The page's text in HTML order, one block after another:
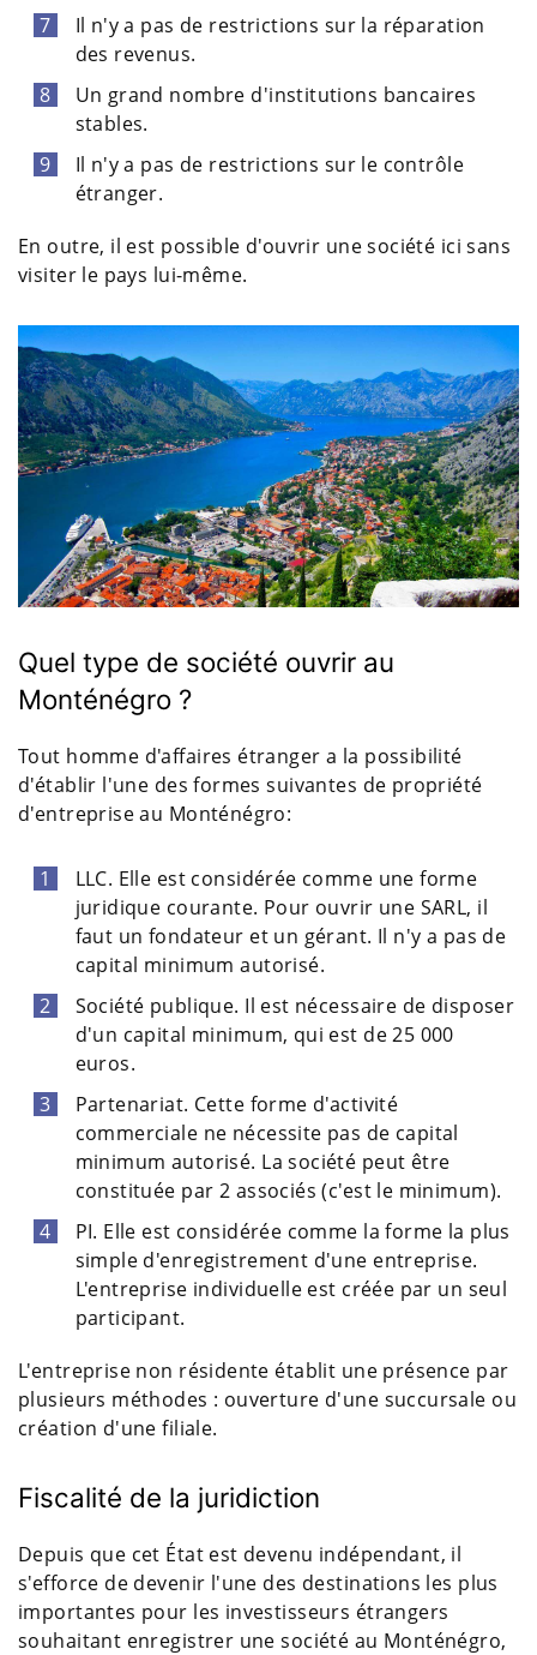
Il n'y a pas de restrictions sur la réparation
des revenus.
Un grand nombre d'institutions bancaires
stables.
Il n'y a pas de restrictions sur le contrôle
étranger.
En outre, il est possible d'ouvrir une société ici sans
visiter le pays lui-même.
Quel type de société ouvrir au
Monténégro ?
Tout homme d'affaires étranger a la possibilité
d'établir l'une des formes suivantes de propriété
d'entreprise au Monténégro:
LLC. Elle est considérée comme une forme
juridique courante. Pour ouvrir une SARL, il
faut un fondateur et un gérant. Il n'y a pas de
capital minimum autorisé.
Société publique. Il est nécessaire de disposer
d'un capital minimum, qui est de 25 000
euros.
Partenariat. Cette forme d'activité
commerciale ne nécessite pas de capital
minimum autorisé. La société peut être
constituée par 2 associés (c'est le minimum).
PI. Elle est considérée comme la forme la plus
simple d'enregistrement d'une entreprise.
L'entreprise individuelle est créée par un seul
participant.
L'entreprise non résidente établit une présence par
plusieurs méthodes : ouverture d'une succursale ou
création d'une filiale.
Fiscalité de la juridiction
Depuis que cet État est devenu indépendant, il
s'efforce de devenir l'une des destinations les plus
importantes pour les investisseurs étrangers
souhaitant enregistrer une société au Monténégro,